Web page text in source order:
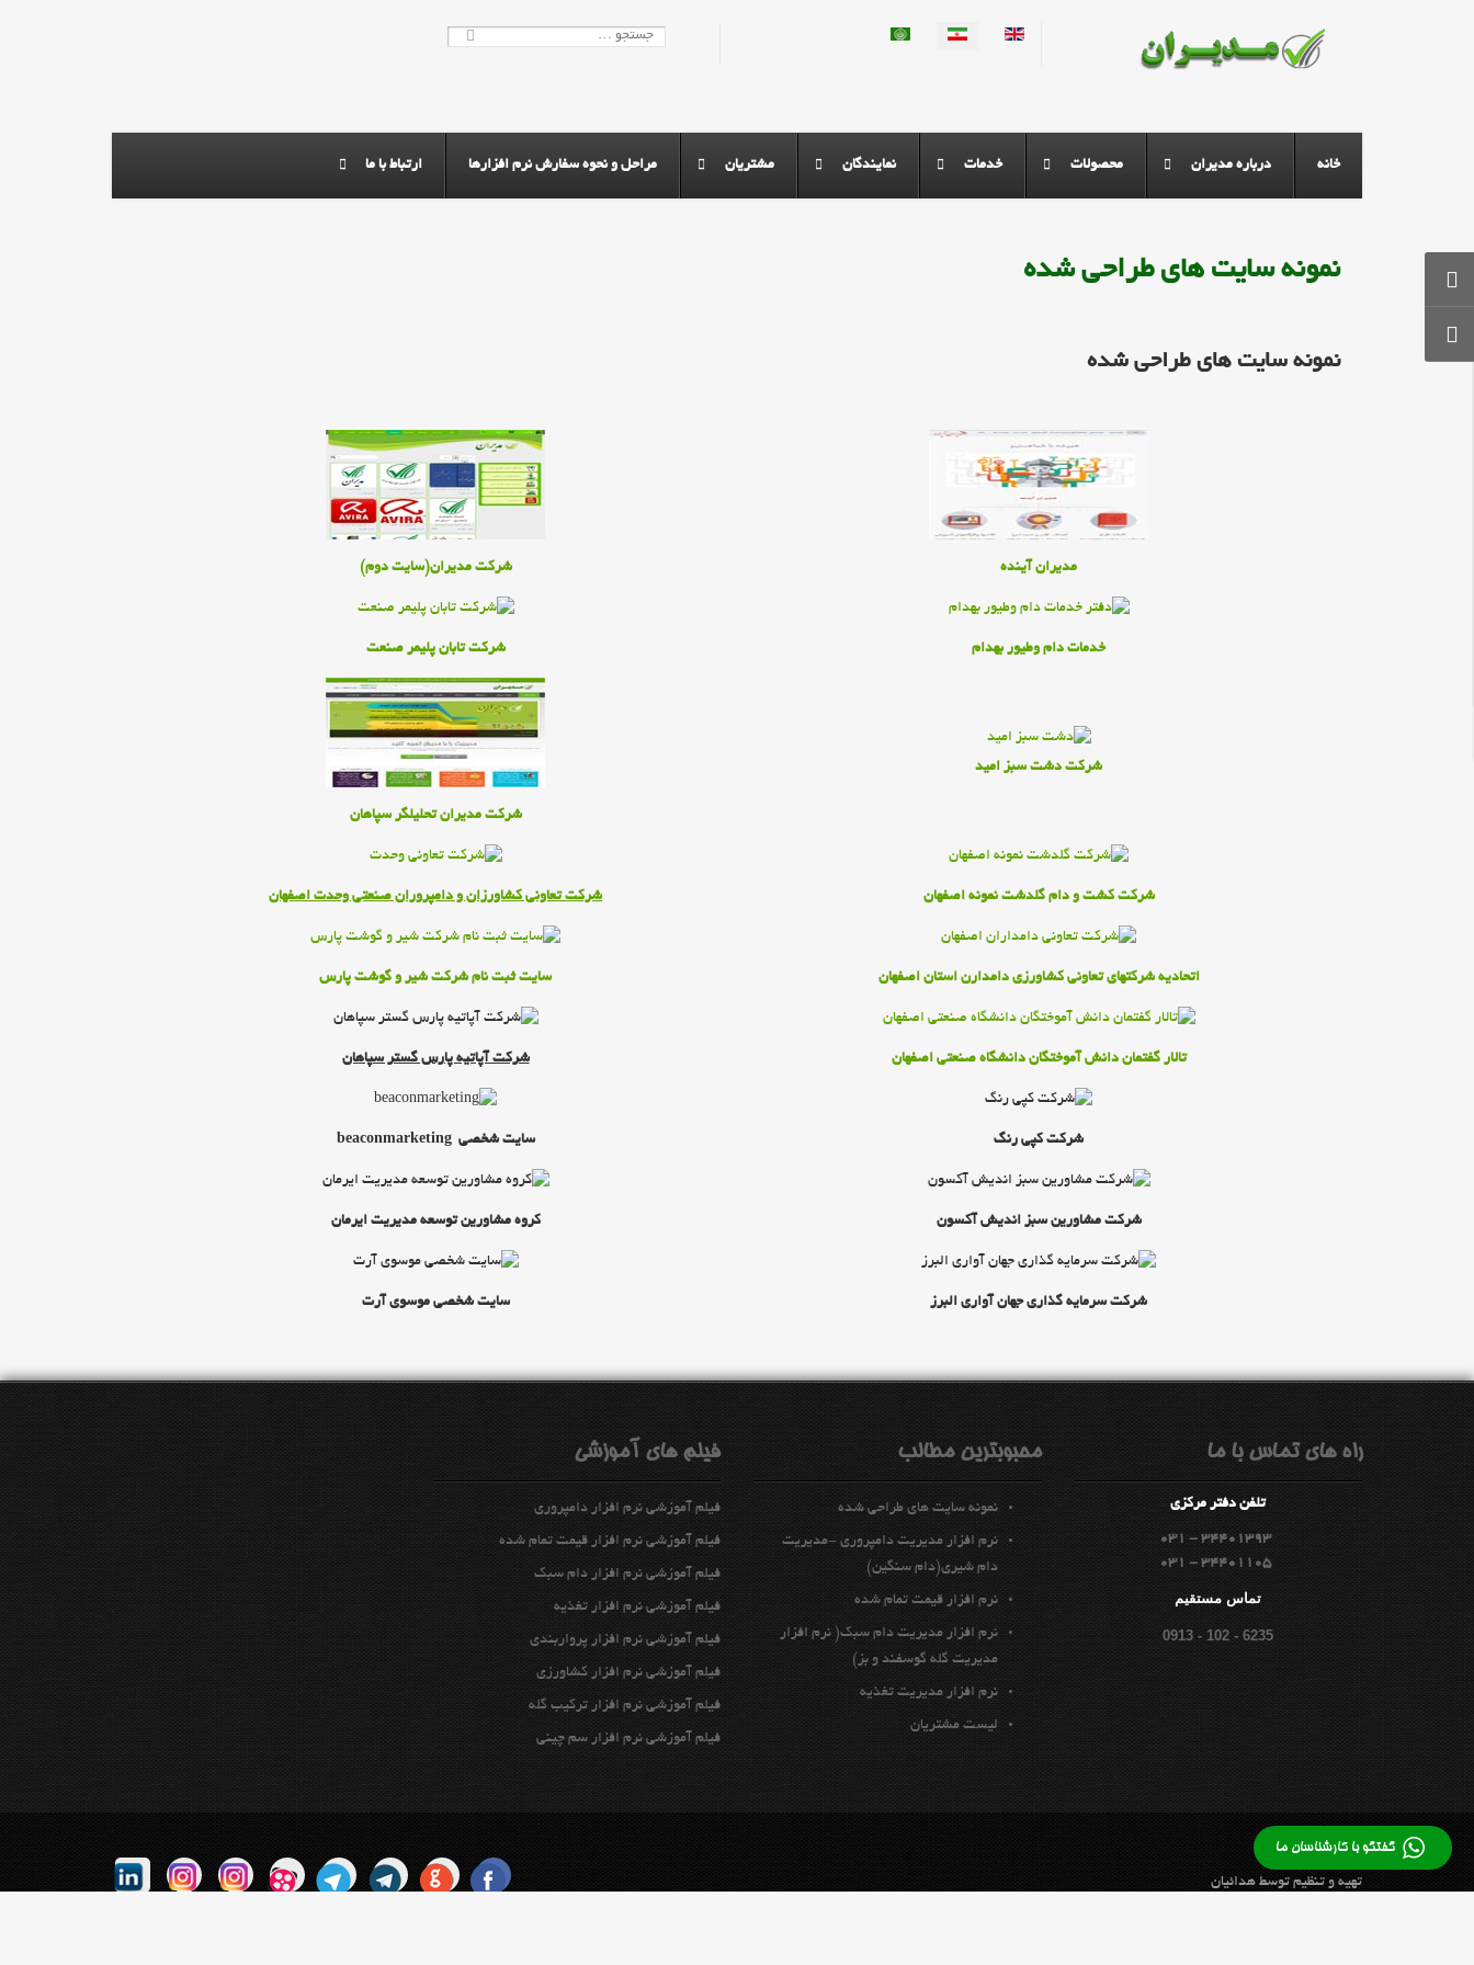
زبان خود را انتخاب کنید
خانه درباره مديران محصولات خدمات نمايندگان مشتريان مراحل و نحوه سفارش نرم افزارها ارتباط با ما
نمونه سايت هاي طراحي شده
نمونه سايت هاي طراحي شده
مديران آينده شركت مديران(سايت دوم)
خدمات دام وطيور بهدام شركت تابان پليمر صنعت
شرکت دشت سبز اميد
شركت مديران تحليلگر سپاهان
شرکت کشت و دام گلدشت نمونه اصفهان شركت تعاوني كشاورزان و دامپروران صنعتي وحدت اصفهان
اتحاديه شرکتهاي تعاوني کشاورزي دامدارن استان اصفهان سايت ثبت نام شركت شير و گوشت پارس
تالار گفتمان دانش آموختگان دانشگاه صنعتي اصفهان شركت آپاتيه پارس گستر سپاهان
شركت كپي رنگ سايت شخصي beaconmarketing
شركت مشاورين سبز انديش آكسون كروه مشاورين توسعه مديريت ايرمان
شرکت سرمايه گذاري جهان آواري البرز سايت شخصي موسوي آرت
راه هاي تماس با ما
تلفن دفتر مركزي
031 - 34401393
031 - 34401105
تماس مستقيم
0913 - 102 - 6235
محبوبترين مطالب
نمونه سايت هاي طراحي شده
نرم افزار مديريت دامپروري -مدیریت
دام شیری(دام سنگین)
نرم افزار قيمت تمام شده
نرم افزار مدیریت دام سبك( نرم افزار
مدیریت گله گوسفند و بز)
نرم افزار مديريت تغذيه
ليست مشتريان
فیلم های آموزشی
فیلم آموزشی نرم افزار دامپروری
فیلم آموزشی نرم افزار قیمت تمام شده
فیلم آموزشی نرم افزار دام سبک
فیلم آموزشی نرم افزار تغذیه
فیلم آموزشی نرم افزار پرواربندي
فیلم آموزشی نرم افزار كشاورزي
فیلم آموزشی نرم افزار تركيب گله
فیلم آموزشی نرم افزار سم چيني
تهيه و تنظيم توسط هدائيان
گفتگو با کارشناسان ما